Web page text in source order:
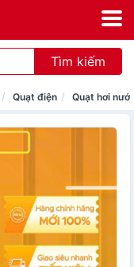
Tìm kiếm
Quạt điện Quạt hơi